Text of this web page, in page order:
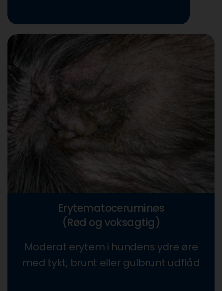
Erytematoceruminøs
(Rød og voksagtig)
Moderat erytem i hundens ydre øre
med tykt, brunt eller gulbrunt udflåd